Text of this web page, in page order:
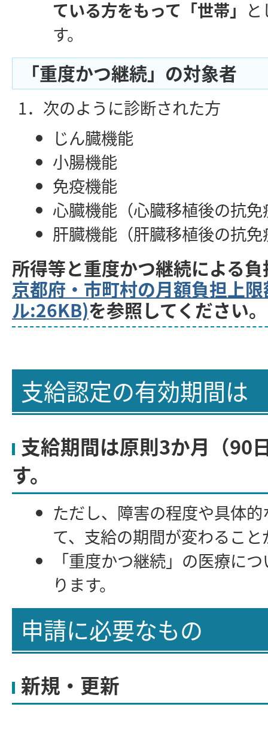
ている方をもって「世帯」
す。
「重度かつ継続」の対象者
1．次のように診断された方
じん臓機能
小腸機能
免疫機能
心臓機能（心臓移植後の抗
肝臓機能（肝臓移植後の抗
所得等と重度かつ継続による
京都府・市町村の月額負担上
ル:26KB)を参照してください。
支給認定の有効期間は
支給期間は原則3か月（90
す。
ただし、障害の程度や具体
て、支給の期間が変わること
「重度かつ継続」の医療に
ります。
申請に必要なもの
新規・更新